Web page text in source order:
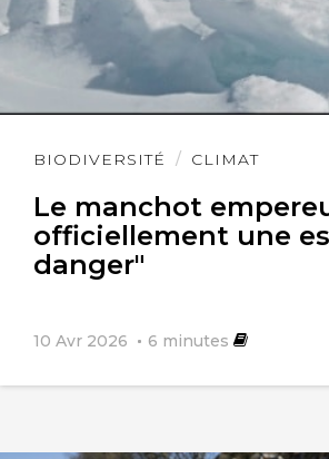
BIODIVERSITÉ CLIMAT
Le manchot
officiellement une
danger"
10 Avr 2026 6 minutes
Lire